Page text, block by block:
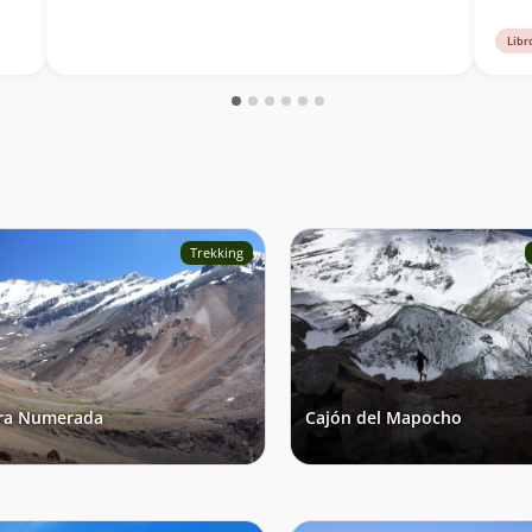
Trekking
Numerada Cajón del Mapocho